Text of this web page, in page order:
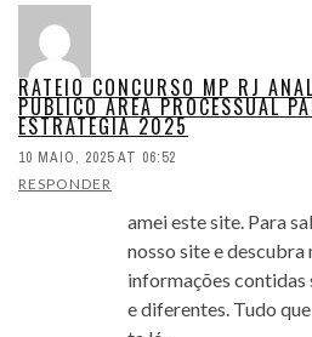
RATEIO CONCURSO MP RJ
PUBLICO AREA PROCESSUAL
ESTRATEGIA 2025
10 MAIO, 2025 AT 06:52
RESPONDER
amei este site. Para
nosso site e descubra
informações contidas
e diferentes. Tudo